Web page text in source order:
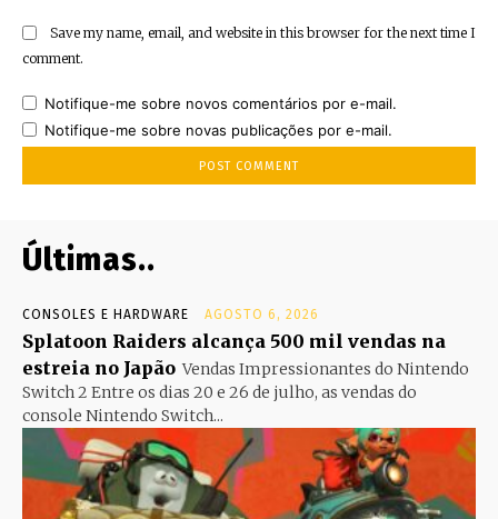
Save my name, email, and website in this browser for the next time I
comment.
Notifique-me sobre novos comentários por e-mail.
Notifique-me sobre novas publicações por e-mail.
Últimas..
CONSOLES E HARDWARE AGOSTO 6, 2026
Splatoon Raiders alcança 500 mil vendas na
estreia no Japão Vendas Impressionantes do Nintendo
Switch 2 Entre os dias 20 e 26 de julho, as vendas do
console Nintendo Switch...